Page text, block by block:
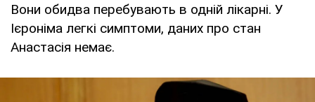
Вони обидва перебувають в одній лікарні. У
Ієроніма легкі симптоми, даних про стан
Анастасія немає.